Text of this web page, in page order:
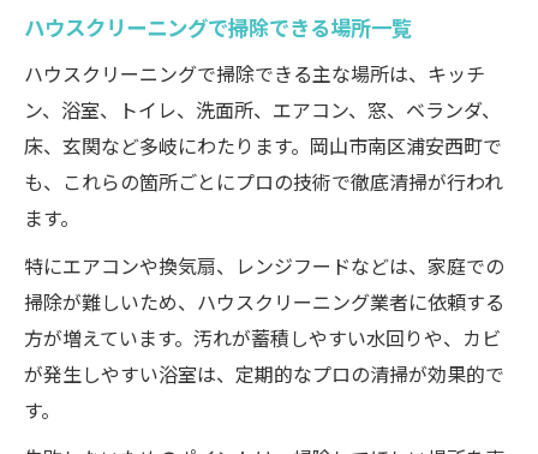
ハウスクリーニングで掃除できる場所一覧
ハウスクリーニングで掃除できる主な場所は、キッチ
ン、浴室、トイレ、洗面所、エアコン、窓、ベランダ、
床、玄関など多岐にわたります。岡山市南区浦安西町で
も、これらの箇所ごとにプロの技術で徹底清掃が行われ
ます。
特にエアコンや換気扇、レンジフードなどは、家庭での
掃除が難しいため、ハウスクリーニング業者に依頼する
方が増えています。汚れが蓄積しやすい水回りや、カビ
が発生しやすい浴室は、定期的なプロの清掃が効果的で
す。